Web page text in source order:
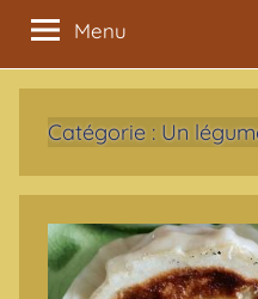
Menu
Catégorie : Un